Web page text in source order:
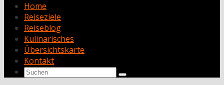
Home
Reiseziele
Reiseblog
Kulinarisches
Übersichtskarte
Kontakt